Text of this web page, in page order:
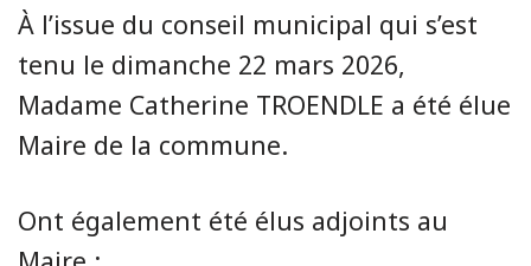
À l’issue du conseil municipal qui s’est
tenu le dimanche 22 mars 2026,
Madame Catherine TROENDLE a été élue
Maire de la commune.
Ont également été élus adjoints au